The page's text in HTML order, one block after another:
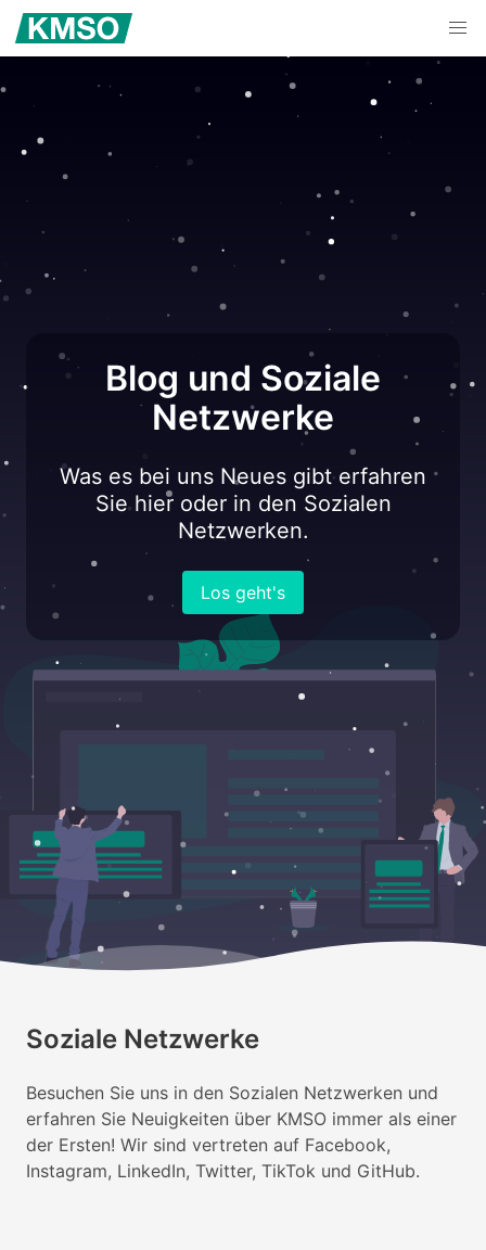
Blog und Soziale
Netzwerke
Was es bei uns Neues gibt erfahren
Sie hier oder in den Sozialen
Netzwerken.
Los geht's
Soziale Netzwerke
Besuchen Sie uns in den Sozialen Netzwerken und
erfahren Sie Neuigkeiten über KMSO immer als einer
der Ersten! Wir sind vertreten auf Facebook,
Instagram, LinkedIn, Twitter, TikTok und GitHub.